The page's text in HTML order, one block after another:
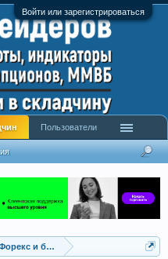
Войти или зарегистрироваться
Советники, роботы Форекс и бинарных опционов
Пользователи